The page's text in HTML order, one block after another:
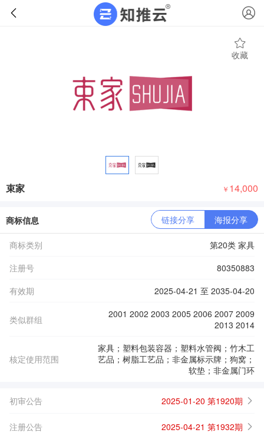
收藏
束家 ￥ 14,000
商标信息 链接分享 海报分享
商标类别
第20类 家具
注册号
80350883
有效期
2025-04-21 至 2035-04-20
类似群组
2001 2002 2003 2005 2006 2007 2009
2013 2014
核定使用范围
家具；塑料包装容器；塑料水管阀；竹木工
艺品；树脂工艺品；非金属标示牌；狗窝；
软垫；非金属门环
初审公告 2025-01-20 第1920期
注册公告 2025-04-21 第1932期